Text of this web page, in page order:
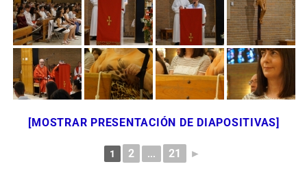
[MOSTRAR PRESENTACIÓN DE DIAPOSITIVAS]
1 2 ... 21 ►